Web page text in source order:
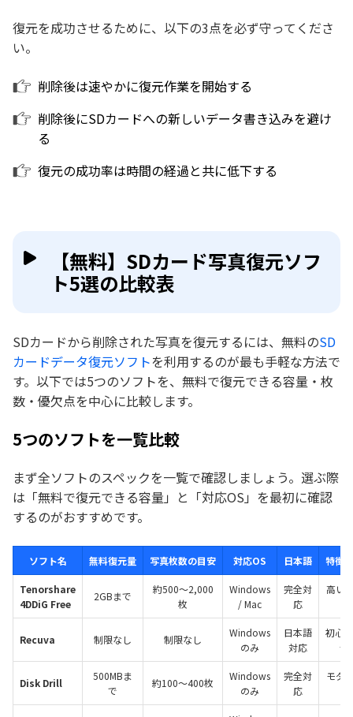
復元を成功させるために、以下の3点を必ず守ってくださ
い。
削除後は速やかに復元作業を開始する
削除後にSDカードへの新しいデータ書き込みを避け
る
復元の成功率は時間の経過と共に低下する
【無料】SDカード写真復元ソフ
ト5選の比較表
SDカードから削除された写真を復元するには、無料のSD
カードデータ復元ソフトを利用するのが最も手軽な方法で
す。以下では5つのソフトを、無料で復元できる容量・枚
数・優欠点を中心に比較します。
5つのソフトを一覧比較
まず全ソフトのスペックを一覧で確認しましょう。選ぶ際
は「無料で復元できる容量」と「対応OS」を最初に確認
するのがおすすめです。
ソフト名 無料復元量 写真枚数の目安 対応OS 日本語 特徴
Tenorshare
4DDiG Free
2GBまで
約500〜2,000
枚
Windows
/ Mac
完全対
応
高い
Recuva 制限なし 制限なし
Windows
のみ
日本語
対応
初心
作
Disk Drill
500MBま
で
約100〜400枚
Windows
のみ
完全対
応
モダ